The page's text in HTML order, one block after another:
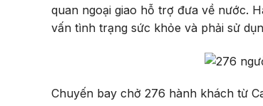
quan ngoại giao hỗ trợ đưa về nước.
vấn tình trạng sức khỏe và phải sử
Chuyến bay chở 276 hành khách từ